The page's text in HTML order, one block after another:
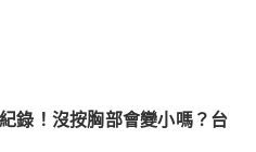
錄！沒按胸部會變小嗎？台